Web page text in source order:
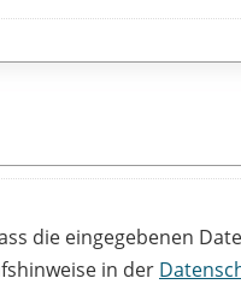
die eingegebenen
in der